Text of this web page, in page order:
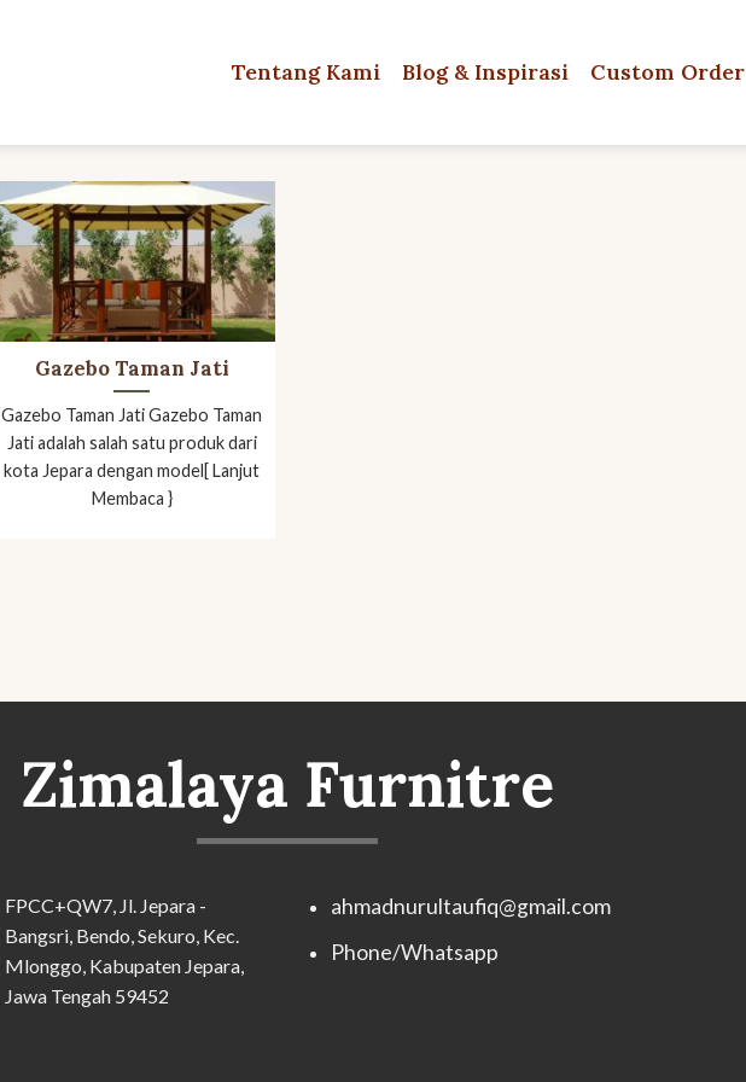
Tentang Kami Blog & Inspirasi Custom Order
Gazebo Taman Jati
Gazebo Taman Jati Gazebo Taman
Jati adalah salah satu produk dari
kota Jepara dengan model[ Lanjut
Membaca }
Zimalaya Furnitre
FPCC+QW7, Jl. Jepara -
Bangsri, Bendo, Sekuro, Kec.
Mlonggo, Kabupaten Jepara,
Jawa Tengah 59452
ahmadnurultaufiq@gmail.com
Phone/Whatsapp